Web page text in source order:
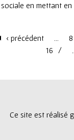
sociale en mettant
‹ précédent 8
16
Ce site est réalisé